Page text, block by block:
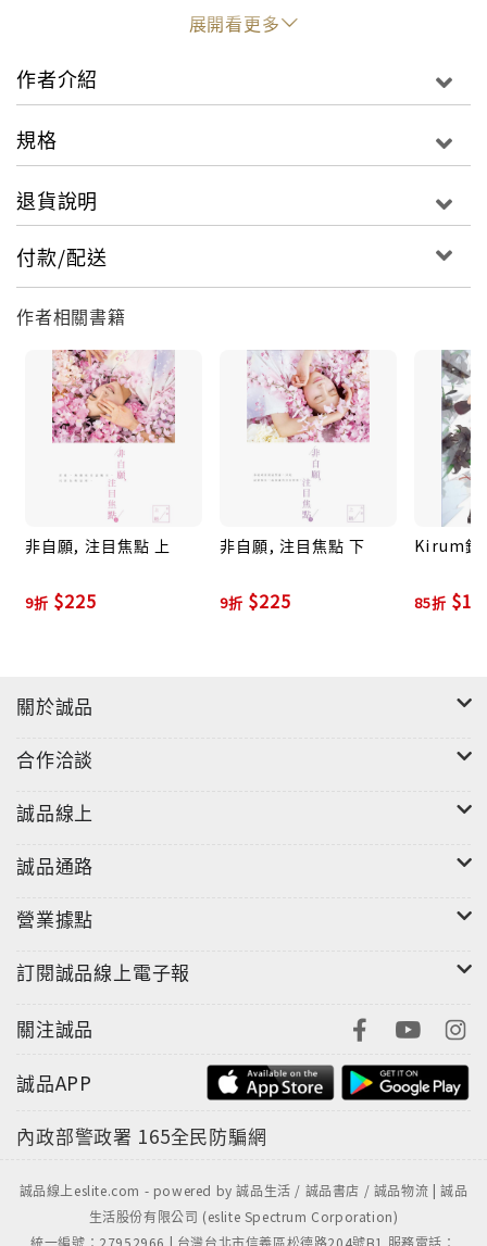
展開看更多
作者介紹
規格
退貨說明
付款/配送
作者相關書籍
非自願, 注目焦點 上
9折 $225
非自願, 注目焦點 下
9折 $225
Kirum鏡
85折
關於誠品
合作洽談
誠品線上
誠品通路
營業據點
訂閱誠品線上電子報
關注誠品
誠品APP
內政部警政署 165全民防騙網
誠品線上eslite.com - powered by 誠品生活 / 誠品書店 / 誠品物流 | 誠品
生活股份有限公司 (eslite Spectrum Corporation)